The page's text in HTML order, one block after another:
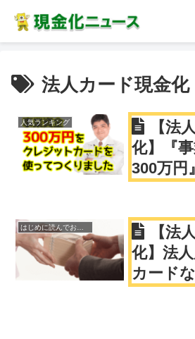
法人カード現金化
人気ランキング
【法
化】『
300万円
【法
化】法
カード
資金繰